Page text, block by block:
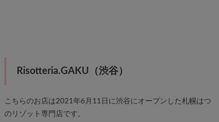
Risotteria.GAKU（渋谷）
こちらのお店は2021年6月11日に渋谷にオープンした札幌はつ
のリゾット専門店です。